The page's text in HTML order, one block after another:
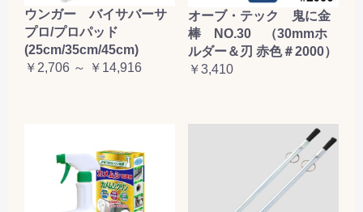
ウンガー バイサバーサ
プロ/プロパッド
(25cm/35cm/45cm)
￥2,706 ～ ￥14,916
オーブ・テック 鬼に金
棒 NO.30 （30mmホ
ルダー＆刃 赤色＃2000）
￥3,410